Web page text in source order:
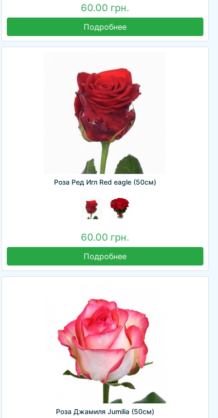
60.00 грн.
Подробнее
Роза Ред Игл Red eagle (50см)
60.00 грн.
Подробнее
Роза Джамиля Jumilia (50см)